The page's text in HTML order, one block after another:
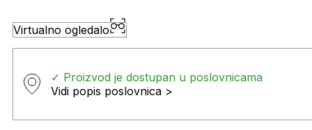
Virtualno ogledalo
✓ Proizvod je dostupan u poslovnicama
Vidi popis poslovnica >